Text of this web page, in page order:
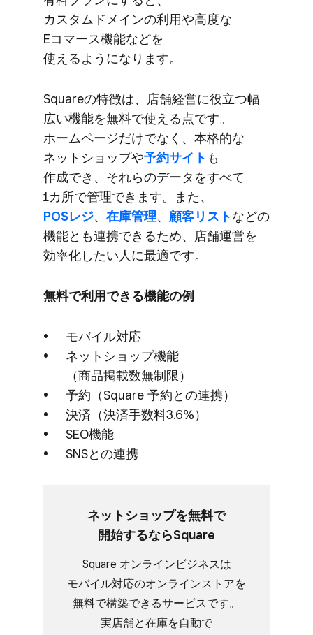
カスタムドメインの​利用や​高度な​
Eコマース機能などを​
使えるようになります。
Squareの​​​特徴は、​​店舗経営に​​役立つ幅​
広い​機能を​無料で​使える​​点です。​​
ホームページだけでなく、​​本格的な​
ネットショップや​予約サイト も​
作成でき、​それらの​データを​すべて​
1カ所で​管理できます。​また、
POSレジ、 ​在庫管理、 ​顧客リストなどの​
機能とも​連携できる​ため、​店舗運営を​
効率化したい​人に​最適です。
無料で​​利用できる​​機能の​​例
モバイル対応
ネットショップ機能​
（商品掲載数無制限）
予約​（Square 予約との​連携）
決済​（決済手数料3.6%）
SEO機能
SNSとの​​連携
ネットショップを​無料で​
開始するなら​Square
Square オンラインビジネスは​
モバイル対応の​オンラインストアを​
無料で​構築できる​サービスです。​
実店舗と​在庫を​自動で​